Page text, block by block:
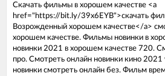
Скачать фильмы в хорошем качестве <a
href="https://bit.ly/39x6EYB">скачать
Возрожденный хорошем качестве</a>
хорошем качестве. Фильмы новинки в
новинки 2021 в хорошем качестве 720.
про. Смотреть онлайн новинки кино
новинки смотреть онлайн без. Фильм